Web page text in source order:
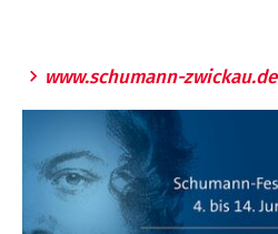
www.schumann-zwickau.de